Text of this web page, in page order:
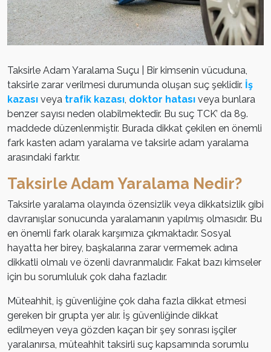
Taksirle Adam Yaralama Suçu | Bir kimsenin vücuduna,
taksirle zarar verilmesi durumunda oluşan suç şeklidir. İş
kazası veya trafik kazası, doktor hatası veya bunlara
benzer sayısı neden olabilmektedir. Bu suç TCK’ da 89.
maddede düzenlenmiştir. Burada dikkat çekilen en önemli
fark kasten adam yaralama ve taksirle adam yaralama
arasındaki farktır.
Taksirle Adam Yaralama Nedir?
Taksirle yaralama olayında özensizlik veya dikkatsizlik gibi
davranışlar sonucunda yaralamanın yapılmış olmasıdır. Bu
en önemli fark olarak karşımıza çıkmaktadır. Sosyal
hayatta her birey, başkalarına zarar vermemek adına
dikkatli olmalı ve özenli davranmalıdır. Fakat bazı kimseler
için bu sorumluluk çok daha fazladır.
Müteahhit, iş güvenliğine çok daha fazla dikkat etmesi
gereken bir grupta yer alır. İş güvenliğinde dikkat
edilmeyen veya gözden kaçan bir şey sonrası işçiler
yaralanırsa, müteahhit taksirli suç kapsamında sorumlu